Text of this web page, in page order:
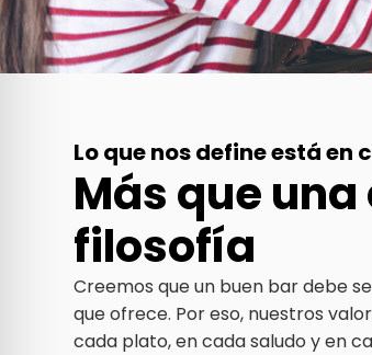
Lo que nos define está en
Más que
filosofía
Creemos que un buen bar debe
que ofrece. Por eso, nuestros
cada plato, en cada saludo y en